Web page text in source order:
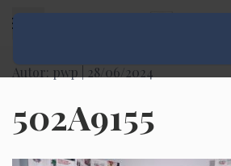
Autor: pwp | 28/06/2024
502A9155